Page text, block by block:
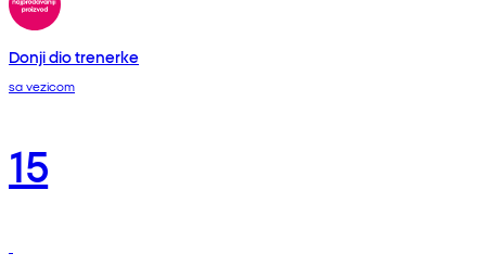
Donji dio trenerke
sa vezicom
15